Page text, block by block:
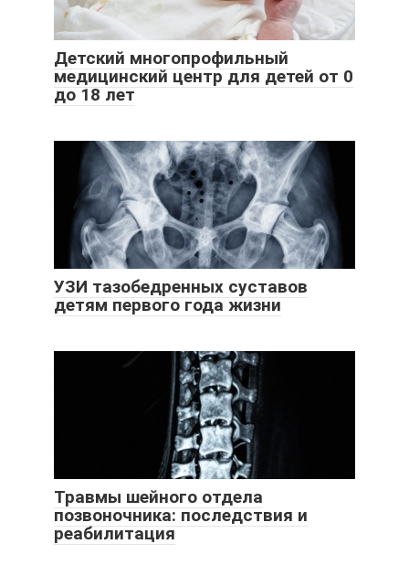
Детский многопрофильный
медицинский центр для детей от 0
до 18 лет
УЗИ тазобедренных суставов
детям первого года жизни
Травмы шейного отдела
позвоночника: последствия и
реабилитация